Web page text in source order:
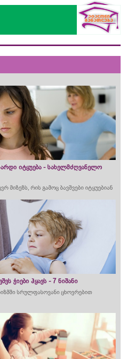
იტყუება - სახელმძღვანელო
მიზეზს, რის გამოც ბავშვები იტყუებიან
ჭიები ჰყავს - 7 ნიშანი
სრულფასოვანი ცხოვრებით